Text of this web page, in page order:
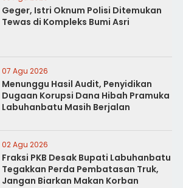
Geger, Istri Oknum Polisi Ditemukan
Tewas di Kompleks Bumi Asri
07 Agu 2026
Menunggu Hasil Audit, Penyidikan
Dugaan Korupsi Dana Hibah Pramuka
Labuhanbatu Masih Berjalan
02 Agu 2026
Fraksi PKB Desak Bupati Labuhanbatu
Tegakkan Perda Pembatasan Truk,
Jangan Biarkan Makan Korban